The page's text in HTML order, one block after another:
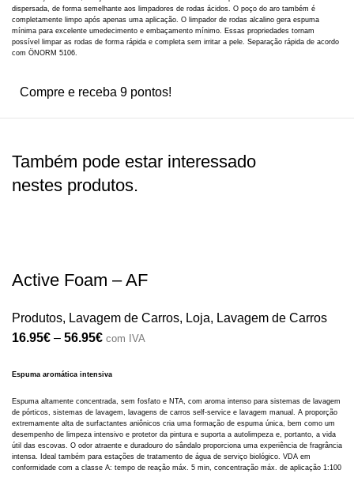
dispersada, de forma semelhante aos limpadores de rodas ácidos. O poço do aro também é
completamente limpo após apenas uma aplicação. O limpador de rodas alcalino gera espuma
mínima para excelente umedecimento e embaçamento mínimo. Essas propriedades tornam
possível limpar as rodas de forma rápida e completa sem irritar a pele. Separação rápida de acordo
com ÖNORM 5106.
Compre e receba 9 pontos!
Também pode estar interessado
nestes produtos.
Active Foam – AF
Produtos, Lavagem de Carros, Loja, Lavagem de Carros
16.95€ – 56.95€ com IVA
Espuma aromática intensiva
Espuma altamente concentrada, sem fosfato e NTA, com aroma intenso para sistemas de lavagem
de pórticos, sistemas de lavagem, lavagens de carros self-service e lavagem manual. A proporção
extremamente alta de surfactantes aniônicos cria uma formação de espuma única, bem como um
desempenho de limpeza intensivo e protetor da pintura e suporta a autolimpeza e, portanto, a vida
útil das escovas. O odor atraente e duradouro do sândalo proporciona uma experiência de fragrância
intensa. Ideal também para estações de tratamento de água de serviço biológico. VDA em
conformidade com a classe A: tempo de reação máx. 5 min, concentração máx. de aplicação 1:100